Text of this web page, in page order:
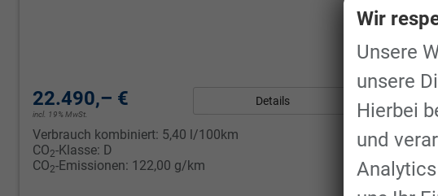
22.490,– €
incl. 19% MwSt.
Details
Verbrauch kombiniert: 5,40 l/100km
CO2-Klasse: D
CO2-Emissionen: 122,00 g/km
incl. 19%
CO -
CO2-
Wir
Unsere
unsere
Hierbei
und